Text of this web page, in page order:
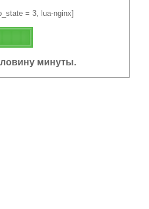
= 3, lua-nginx]
минуты.